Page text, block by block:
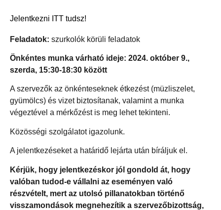
Jelentkezni ITT tudsz!
Feladatok: szurkolók körüli feladatok
Önkéntes munka várható ideje: 2024. október 9.,
szerda, 15:30-18:30 között
A szervezők az önkénteseknek étkezést (müzliszelet,
gyümölcs) és vizet biztosítanak, valamint a munka
végeztével a mérkőzést is meg lehet tekinteni.
Közösségi szolgálatot igazolunk.
A jelentkezéseket a határidő lejárta után bíráljuk el.
Kérjük, hogy jelentkezéskor jól gondold át, hogy
valóban tudod-e vállalni az eseményen való
részvételt, mert az utolsó pillanatokban történő
visszamondások megnehezítik a szervezőbizottság,